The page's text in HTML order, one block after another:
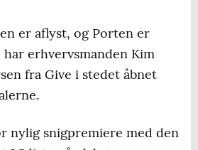
er aflyst, og Porten er
erhvervsmanden Kim
fra Give i stedet åbnet
nylig snigpremiere med den